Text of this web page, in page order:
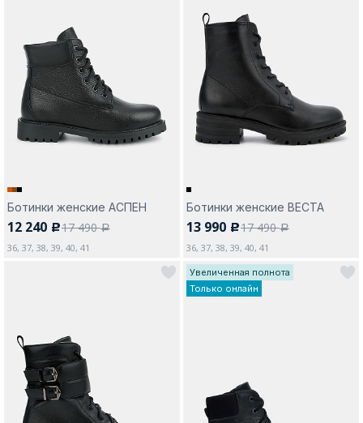
Ботинки женские АСПЕН
12 240 c17 490a
36, 37, 38, 39, 40, 41
Ботинки женские ВЕСТА
13 990 c17 490a
36, 37, 38, 39, 40, 41
Увеличенная полнота
Только онлайн